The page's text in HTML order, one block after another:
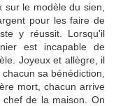
le modèle du sien,
pour les faire de
y réussit. Lorsqu'il
est incapable de
Joyeux et allègre, il
sa bénédiction,
mort, chacun arrive
de la maison. On